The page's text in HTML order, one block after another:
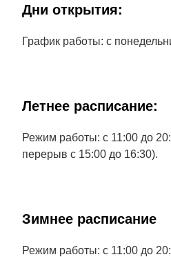
Дни открытия:
График работы: с
Летнее расписание:
Режим работы: с 11:00 до
перерыв с 15:00 до 16:30).
Зимнее расписание
Режим работы: с 11:00 до